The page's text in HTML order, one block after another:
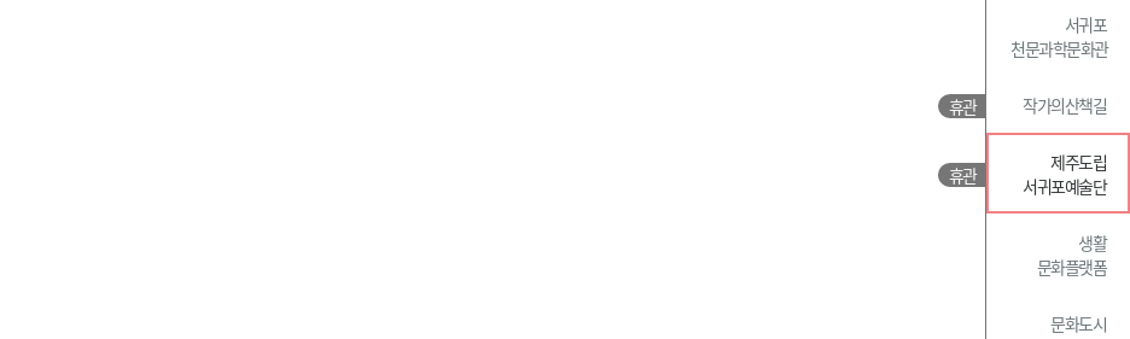
서귀포
천문과학문화관
작가의산책길
제주도립
서귀포예술단
생활
문화플랫폼
문화도시